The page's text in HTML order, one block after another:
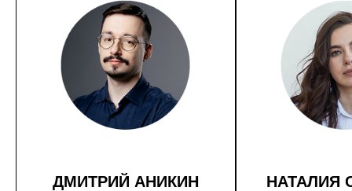
ДМИТРИЙ АНИКИН НАТАЛИЯ